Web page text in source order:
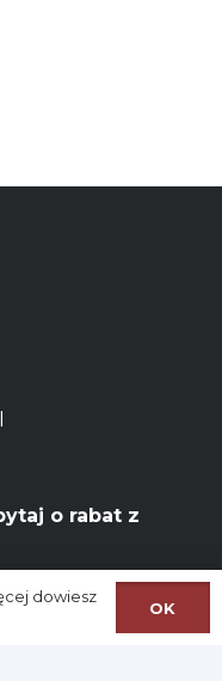
o rabat z
– 22:00
dowiesz
OK